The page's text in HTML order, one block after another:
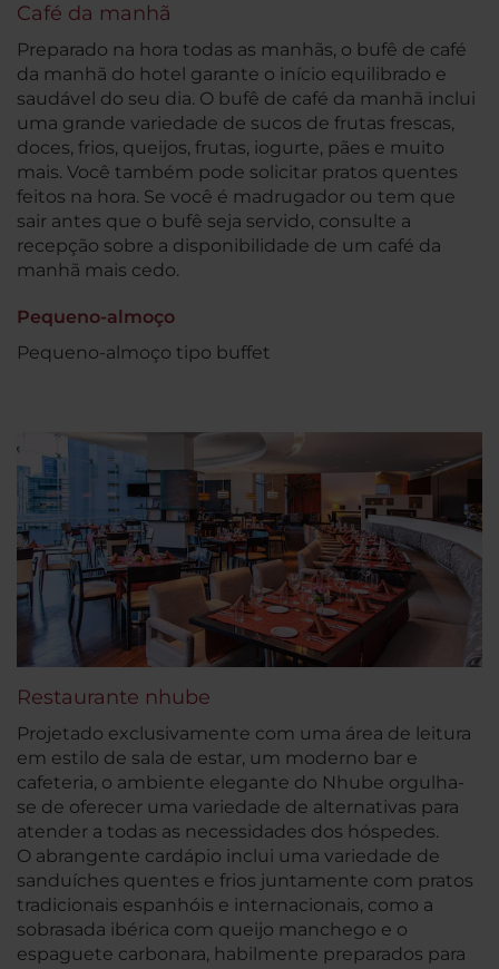
Café da manhã
Preparado na hora todas as manhãs, o bufê de café
da manhã do hotel garante o início equilibrado e
saudável do seu dia. O bufê de café da manhã inclui
uma grande variedade de sucos de frutas frescas,
doces, frios, queijos, frutas, iogurte, pães e muito
mais. Você também pode solicitar pratos quentes
feitos na hora. Se você é madrugador ou tem que
sair antes que o bufê seja servido, consulte a
recepção sobre a disponibilidade de um café da
manhã mais cedo.
Pequeno-almoço
Pequeno-almoço tipo buffet
Restaurante nhube
Projetado exclusivamente com uma área de leitura
em estilo de sala de estar, um moderno bar e
cafeteria, o ambiente elegante do Nhube orgulha-
se de oferecer uma variedade de alternativas para
atender a todas as necessidades dos hóspedes.
O abrangente cardápio inclui uma variedade de
sanduíches quentes e frios juntamente com pratos
tradicionais espanhóis e internacionais, como a
sobrasada ibérica com queijo manchego e o
espaguete carbonara, habilmente preparados para